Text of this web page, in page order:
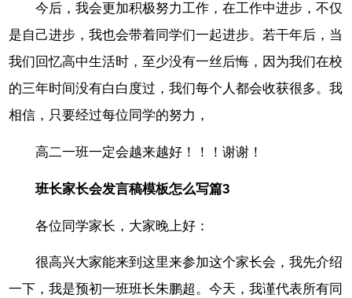
今后，我会更加积极努力工作，在工作中进步，不仅
是自己进步，我也会带着同学们一起进步。若干年后，当
我们回忆高中生活时，至少没有一丝后悔，因为我们在校
的三年时间没有白白度过，我们每个人都会收获很多。我
相信，只要经过每位同学的努力，
高二一班一定会越来越好！！！谢谢！
班长家长会发言稿模板怎么写篇3
各位同学家长，大家晚上好：
很高兴大家能来到这里来参加这个家长会，我先介绍
一下，我是预初一班班长朱鹏超。今天，我谨代表所有同